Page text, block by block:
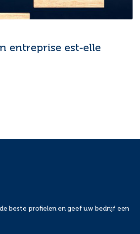
entreprise est-elle
beste profielen en geef uw bedrijf een